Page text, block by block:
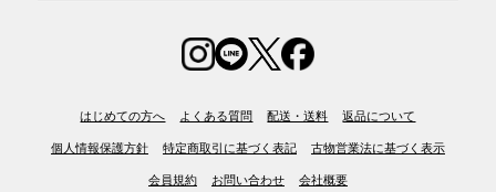
はじめての方へ よくある質問 配送・送料 返品について
個人情報保護方針 特定商取引に基づく表記 古物営業法に基づく表示
会員規約 お問い合わせ 会社概要